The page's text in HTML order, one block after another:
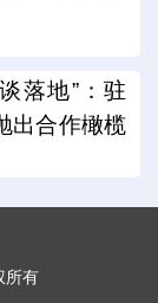
落地”：驻
出合作橄榄
所有